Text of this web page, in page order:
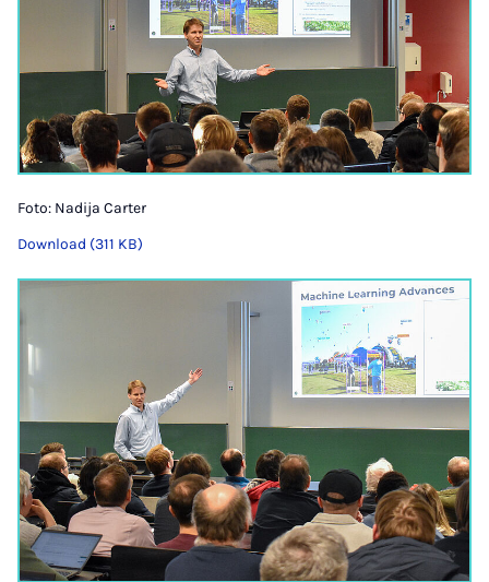
Foto: Nadija Carter
Download (311 KB)